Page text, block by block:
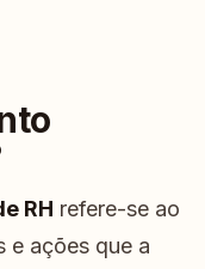
RH refere-se ao
e ações que a